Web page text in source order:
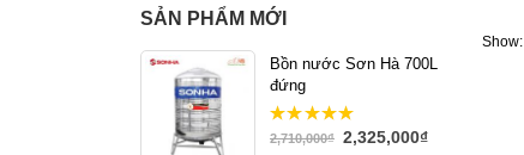
Show:
SẢN PHẨM MỚI
Bồn nước Sơn Hà 700L
đứng
5.00out
2,710,000₫ 2,325,000₫